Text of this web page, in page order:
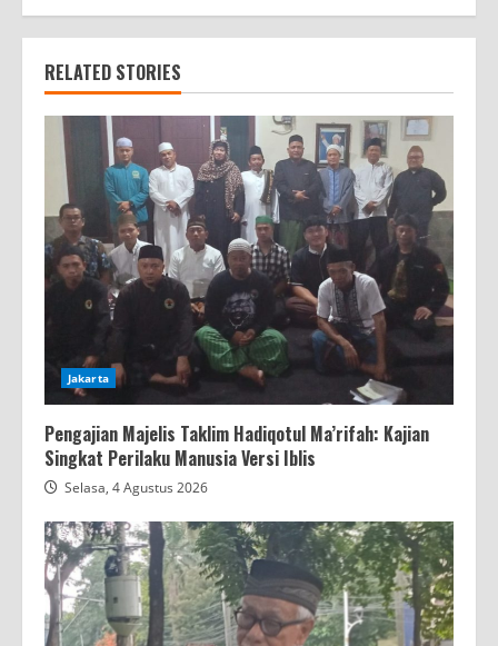
RELATED STORIES
Jakarta
Pengajian Majelis Taklim Hadiqotul Ma’rifah: Kajian
Singkat Perilaku Manusia Versi Iblis
Selasa, 4 Agustus 2026